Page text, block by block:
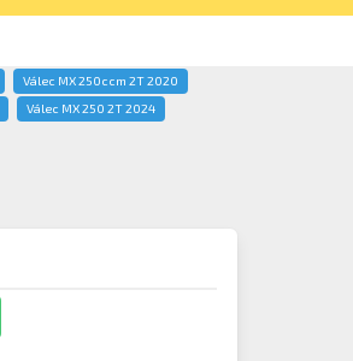
Válec MX 250ccm 2T 2020
Válec MX 250 2T 2024